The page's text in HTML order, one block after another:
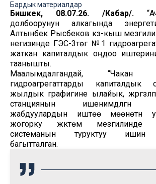
Бардык материалдар
Бишкек, 08.07.26. /Кабар/.
долбоорунун алкагында
Алтынбек Рысбеков күз-кыш
негизинде ГЭС-3төгү №1
жаткан капиталдык оңдоо
таанышты.
Маалымдалгандай,
гидроагрегаттарды
жылдык графигине ылайык,
станциянын ишенимдүүлүгүн
жабдуулардын иштөө мөөнөтүн
жогорку жүктөм мезгилинде
системанын туруктуу ишин
багытталган.